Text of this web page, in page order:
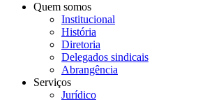
Quem somos
Institucional
História
Diretoria
Delegados sindicais
Abrangência
Serviços
Jurídico